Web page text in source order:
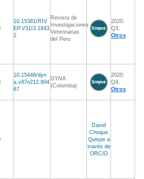
10.15381/RIV
EP.V31I3.1843
2
Revista de
Investigaciones
Veterinarias
del Peru
2020:
Q3,
Otros
10.15446/dyn
a.v87n212.804
67
DYNA
(Colombia)
2020:
Q4,
Otros
David
Choque
Quispe a
través de
ORCID